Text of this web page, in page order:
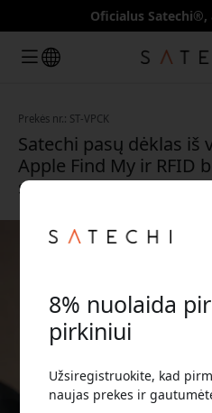
Oficialus
Prekės nr.: ST-VPCK
Satechi pasų dėklas iš
Apple Find My ir RFID
skyriais pasams ir
8% nuolaida
pirkiniui
Užsiregistruokite, kad
naujas prekes ir
🎉 Jūsų
Norėdami gauti 8%